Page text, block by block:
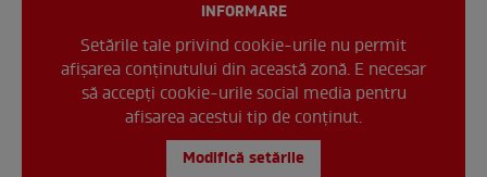
INFORMARE
Setările tale privind cookie-urile nu permit
afișarea conținutului din această zonă. E necesar
să accepți cookie-urile social media pentru
afisarea acestui tip de conținut.
Modifică setările